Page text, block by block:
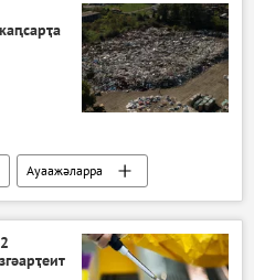
Ауаажәларра